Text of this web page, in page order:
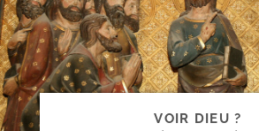
VOIR DIEU ?